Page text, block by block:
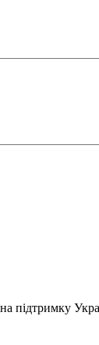
підтримку